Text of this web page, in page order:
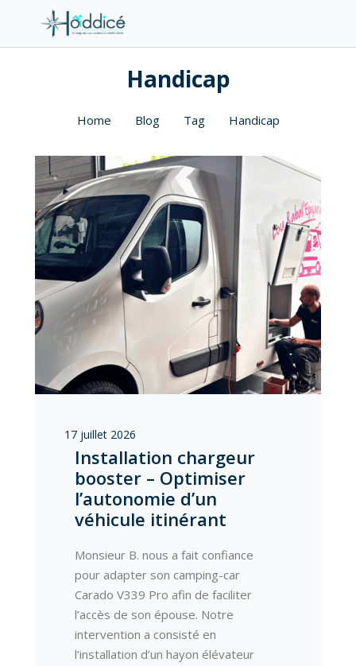
Handicap
Home Blog Tag Handicap
17 juillet 2026
Installation chargeur
booster – Optimiser
l’autonomie d’un
véhicule itinérant
Monsieur B. nous a fait confiance
pour adapter son camping-car
Carado V339 Pro afin de faciliter
l’accès de son épouse. Notre
intervention a consisté en
l’installation d’un hayon élévateur